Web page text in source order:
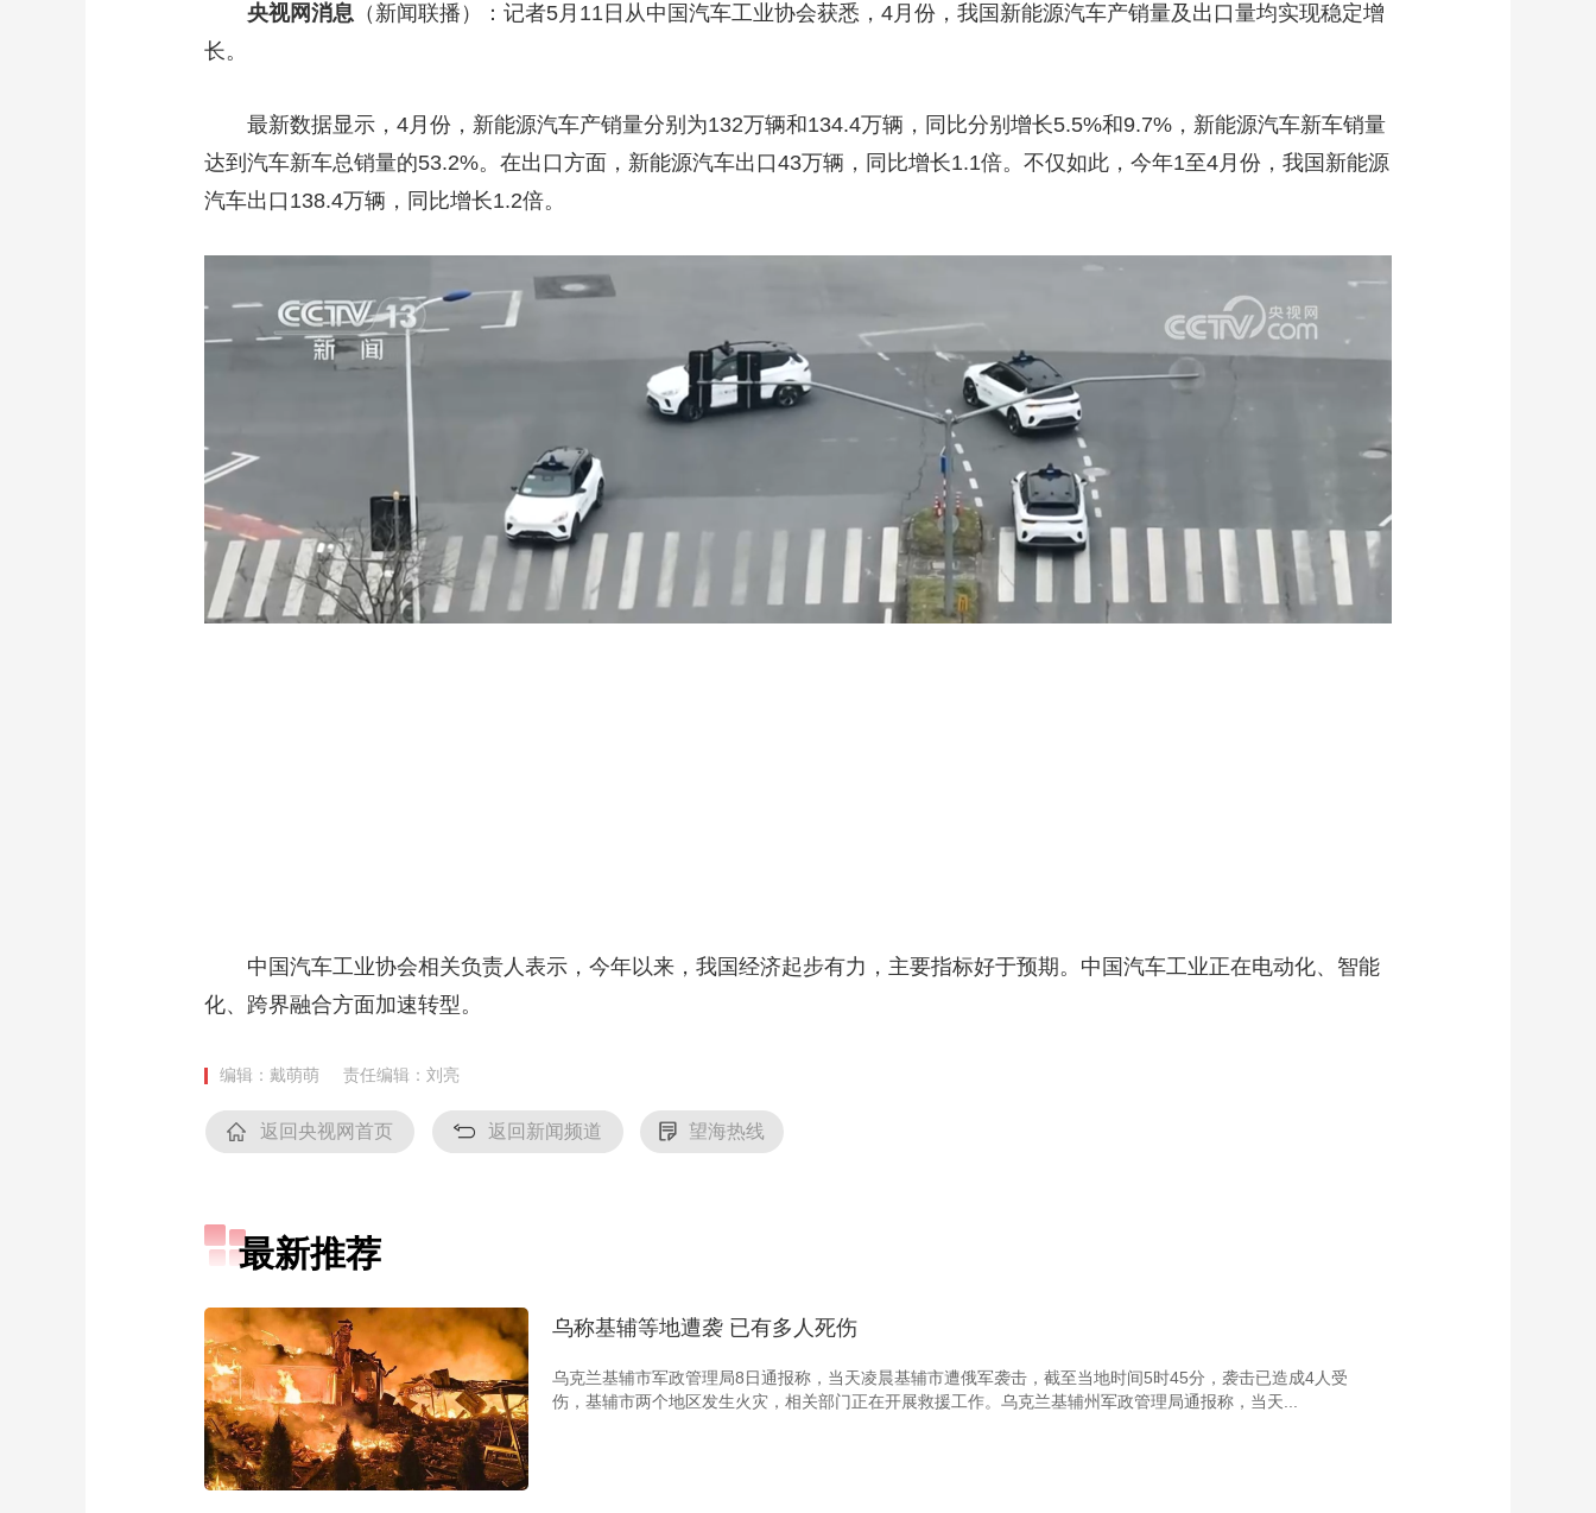
央视网消息 （新闻联播）：记者5月11日从中国汽车工业协会获悉，4月份，我国新能源汽车产销量及出口量均实现稳定增
长。
最新数据显示，4月份，新能源汽车产销量分别为132万辆和134.4万辆，同比分别增长5.5%和9.7%，新能源汽车新车销量
达到汽车新车总销量的53.2%。在出口方面，新能源汽车出口43万辆，同比增长1.1倍。不仅如此，今年1至4月份，我国新能源
汽车出口138.4万辆，同比增长1.2倍。
中国汽车工业协会相关负责人表示，今年以来，我国经济起步有力，主要指标好于预期。中国汽车工业正在电动化、智能
化、跨界融合方面加速转型。
编辑：戴萌萌 责任编辑：刘亮
返回央视网首页 返回新闻频道 望海热线
最新推荐
乌称基辅等地遭袭 已有多人死伤
乌克兰基辅市军政管理局8日通报称，当天凌晨基辅市遭俄军袭击，截至当地时间5时45分，袭击已造成4人受
伤，基辅市两个地区发生火灾，相关部门正在开展救援工作。乌克兰基辅州军政管理局通报称，当天...